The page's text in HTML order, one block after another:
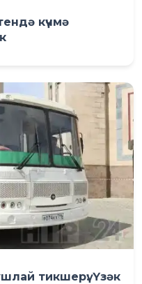
күчмә
тикшерү: Үзәк